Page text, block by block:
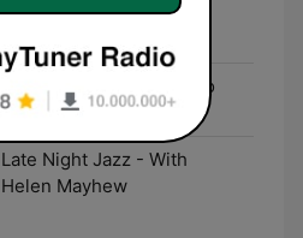
Dinner Jazz - With Mark
The Ronnie Scott's Radio
Show - With Ian Shaw
Late Night Jazz - With
Helen Mayhew